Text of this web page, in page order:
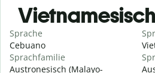
Sprache
Cebuano
Sprachfamilie
Austronesisch (Malayo-